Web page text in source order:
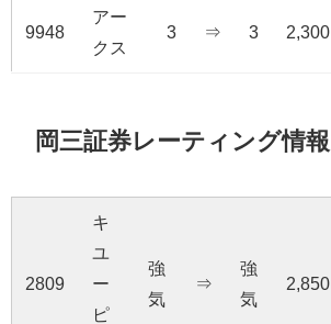
9948
アー
クス
3 ⇒ 3 2,300
岡三証券レーティング情報
2809
キ
ユ
ー
ピ
強
気
⇒
強
気
2,850